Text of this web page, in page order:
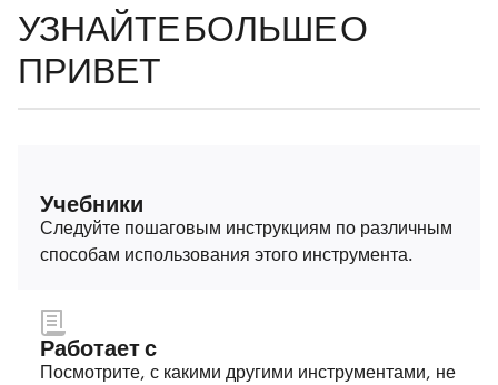
УЗНАЙТЕ БОЛЬШЕ О
ПРИВЕТ
Учебники
Следуйте пошаговым инструкциям по различным
способам использования этого инструмента.
Работает с
Посмотрите, с какими другими инструментами, не